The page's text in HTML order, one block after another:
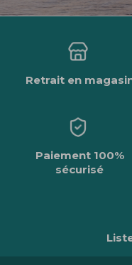
Retrait en
Paiement 100%
sécurisé